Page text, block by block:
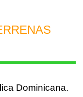
Dominicana.